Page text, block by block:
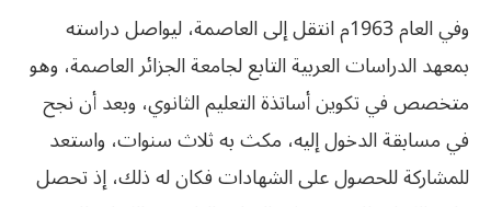
وفي العام 1963م انتقل إلى العاصمة، ليواصل دراسته
بمعهد الدراسات العربية التابع لجامعة الجزائر العاصمة، وهو
متخصص في تكوين أساتذة التعليم الثانوي، وبعد أن نجح
في مسابقة الدخول إليه، مكث به ثلاث سنوات، واستعد
للمشاركة للحصول على الشهادات فكان له ذلك، إذ تحصل